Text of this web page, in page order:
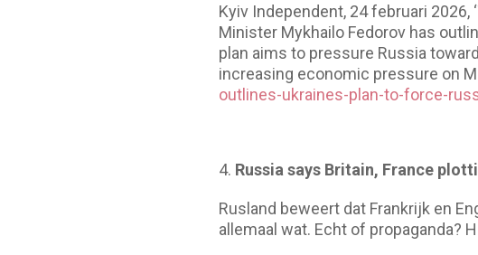
Kyiv Independent, 24 februari 2026,
Minister Mykhailo Fedorov has
plan aims to pressure Russia
increasing economic pressure on
outlines-ukraines-plan-to-force-
Russia says Britain, France
Rusland beweert dat Frankrijk en
allemaal wat. Echt of propaganda?